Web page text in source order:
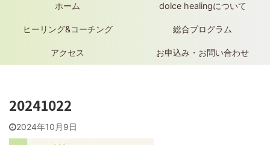
ホーム dolce healingについて
ヒーリング&コーチング 総合プログラム
アクセス お申込み・お問い合わせ
20241022
2024年10月9日